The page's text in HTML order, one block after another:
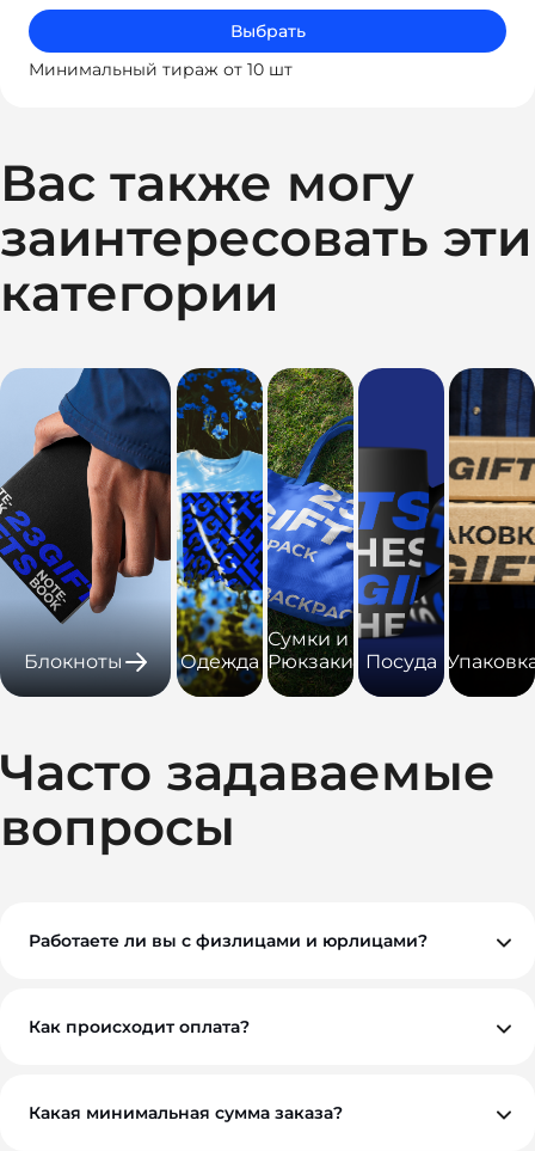
Выбрать
Минимальный тираж от 10 шт
Вас также могу
заинтересовать эти
категории
Блокноты Одежда
Сумки и
Рюкзаки Посуда
Часто задаваемые
вопросы
Работаете ли вы с физлицами и юрлицами?
Как происходит оплата?
обсудим индивидуально. Для оптовых и
корпоративных клиентов возможны гибкие условия.
Какая минимальная сумма заказа?